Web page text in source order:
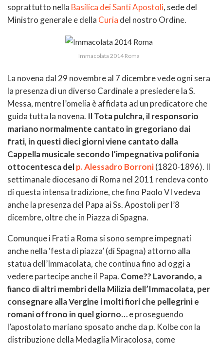
soprattutto nella Basilica dei Santi Apostoli, sede del
Ministro generale e della Curia del nostro Ordine.
Immacolata 2014 Roma
La novena dal 29 novembre al 7 dicembre vede ogni sera
la presenza di un diverso Cardinale a presiedere la S.
Messa, mentre l’omelia è affidata ad un predicatore che
guida tutta la novena. Il Tota pulchra, il responsorio
mariano normalmente cantato in gregoriano dai
frati, in questi dieci giorni viene cantato dalla
Cappella musicale secondo l’impegnativa polifonia
ottocentesca delp. Alessadro Borroni(1820-1896). Il
settimanale diocesano di Roma nel 2011 rendeva conto
di questa intensa tradizione, che fino Paolo VI vedeva
anche la presenza del Papa ai Ss. Apostoli per l’8
dicembre, oltre che in Piazza di Spagna.
Comunque i Frati a Roma si sono sempre impegnati
anche nella ‘festa di piazza’ (di Spagna) attorno alla
statua dell’Immacolata, che continua fino ad oggi a
vedere partecipe anche il Papa. Come?? Lavorando, a
fianco di altri membri della Milizia dell’Immacolata, per
consegnare alla Vergine i molti fiori che pellegrini e
romani offrono in quel giorno…e proseguendo
l’apostolato mariano sposato anche da p. Kolbe con la
distribuzione della Medaglia Miracolosa, come